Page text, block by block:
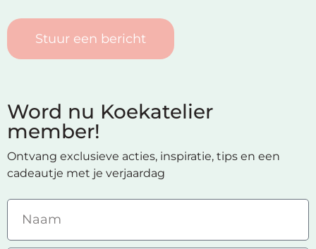
Stuur een bericht
Word nu Koekatelier
member!
Ontvang exclusieve acties, inspiratie, tips en een
cadeautje met je verjaardag